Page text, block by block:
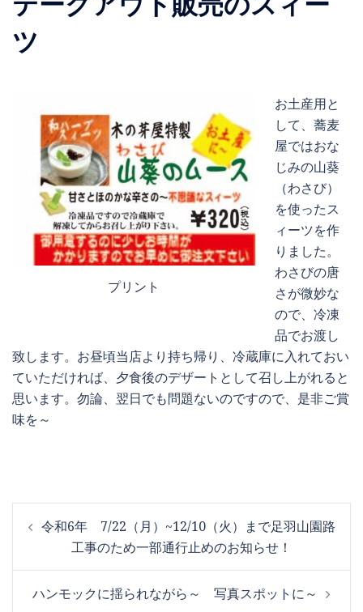
ツ
プリント
お土産用と
して、蕎麦
屋ではおな
じみの山葵
（わさび）
を使ったス
ィーツを作
りました。
わさびの唐
さが微妙な
ので、冷凍
品でお渡し
致します。お昼頃当店より持ち帰り、冷蔵庫に入れておい
ていただければ、夕食後のデザートとして召し上がれると
思います。勿論、翌日でも問題ないのですので、是非ご賞
味を～
投
稿 令和6年 7/22（月）~12/10（火）まで足羽山園路
工事のため一部通行止めのお知らせ！
ハンモックに揺られながら～ 写真スポットに～